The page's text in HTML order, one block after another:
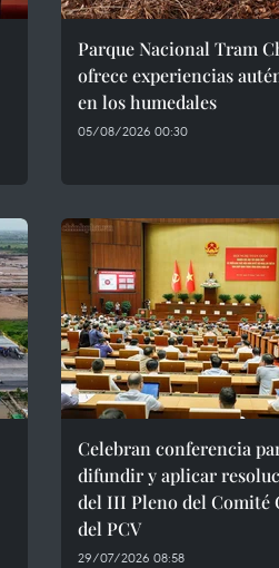
Parque Nacional Tram
ofrece experiencias
en los humedales
05/08/2026 00:30
Celebran conferencia
difundir y aplicar
del III Pleno del Comité
del PCV
29/07/2026 08:58